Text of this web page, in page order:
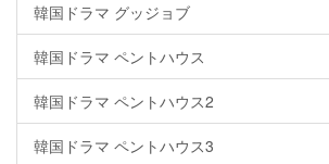
韓国ドラマ グッジョブ
韓国ドラマ ペントハウス
韓国ドラマ ペントハウス2
韓国ドラマ ペントハウス3